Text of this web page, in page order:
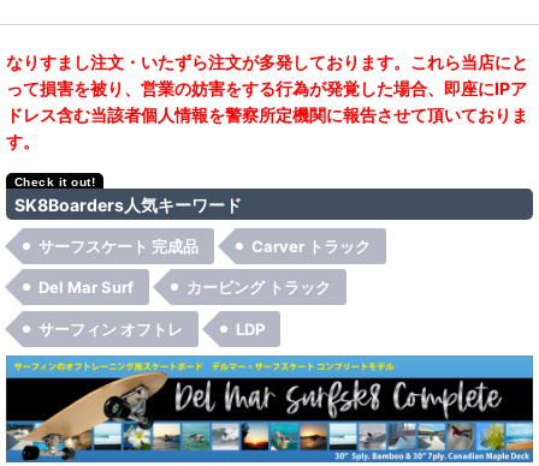
なりすまし注文・いたずら注文が多発しております。これら当店にと
って損害を被り、営業の妨害をする行為が発覚した場合、即座にIPア
ドレス含む当該者個人情報を警察所定機関に報告させて頂いておりま
す。
SK8Boarders人気キーワード
サーフスケート 完成品 Carver トラック
Del Mar Surf カービング トラック
サーフィン オフトレ LDP